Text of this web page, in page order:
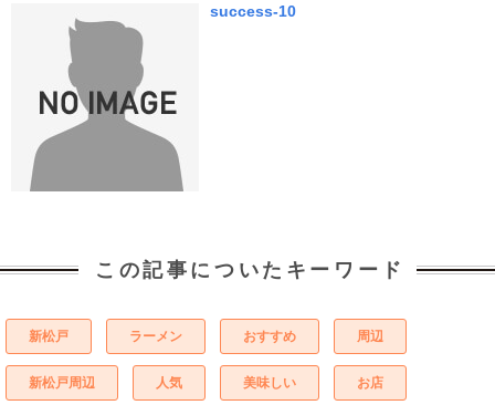
success-10
この記事についたキーワード
新松戸 ラーメン おすすめ 周辺
新松戸周辺 人気 美味しい お店